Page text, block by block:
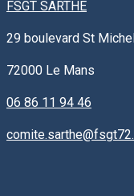
FSGT SARTHE
29 boulevard St Michel
72000 Le Mans
06 86 11 94 46